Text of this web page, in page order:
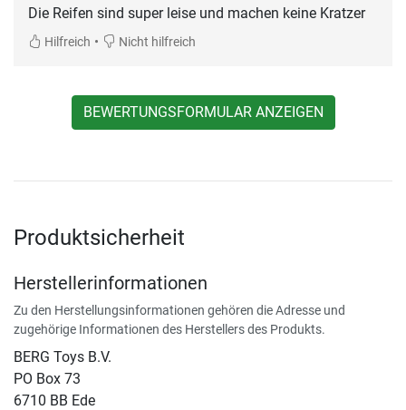
Die Reifen sind super leise und machen keine Kratzer
Hilfreich • Nicht hilfreich
BEWERTUNGSFORMULAR ANZEIGEN
Produktsicherheit
Herstellerinformationen
Zu den Herstellungsinformationen gehören die Adresse und
zugehörige Informationen des Herstellers des Produkts.
BERG Toys B.V.
​PO Box 73
6710 BB Ede